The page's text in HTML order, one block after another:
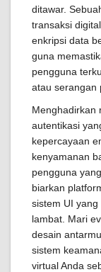
ditawar.
transaksi
enkripsi data
guna
pengguna
atau serangan
Menghadirkan
autentikasi
kepercayaan
kenyamanan
pengguna
biarkan
sistem UI
lambat. Mari
desain
sistem
virtual Anda